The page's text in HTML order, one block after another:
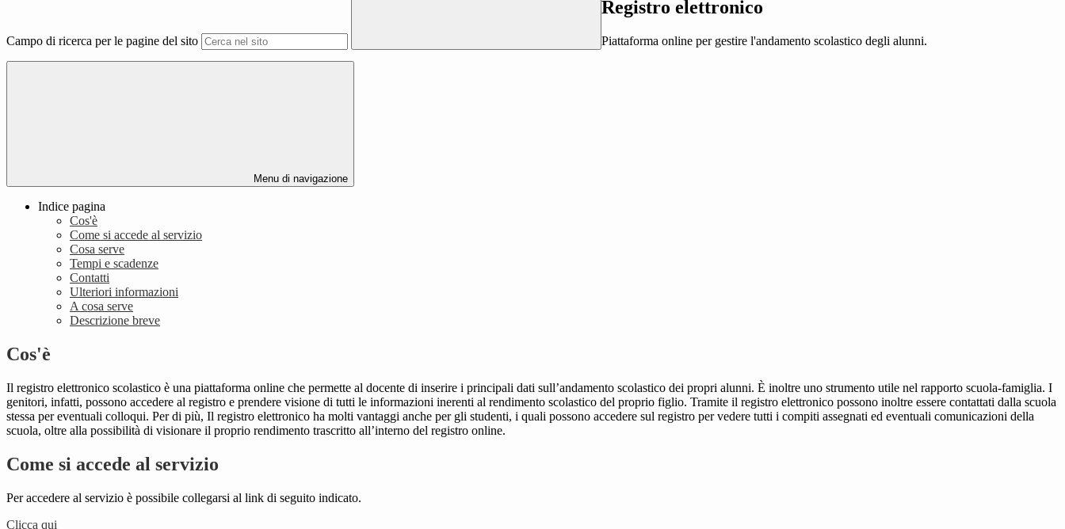
Campo di ricerca per le pagine del sito
Registro elettronico
Piattaforma online per gestire l'andamento scolastico degli alunni.
Menu di navigazione
Indice pagina
Cos'è
Come si accede al servizio
Cosa serve
Tempi e scadenze
Contatti
Ulteriori informazioni
A cosa serve
Descrizione breve
Cos'è
Il registro elettronico scolastico è una piattaforma online che permette al docente di inserire i principali dati sull’andamento scolastico dei propri alunni. È inoltre uno strumento utile nel rapporto scuola-famiglia. I
genitori, infatti, possono accedere al registro e prendere visione di tutti le informazioni inerenti al rendimento scolastico del proprio figlio. Tramite il registro elettronico possono inoltre essere contattati dalla scuola
stessa per eventuali colloqui. Per di più, Il registro elettronico ha molti vantaggi anche per gli studenti, i quali possono accedere sul registro per vedere tutti i compiti assegnati ed eventuali comunicazioni della
scuola, oltre alla possibilità di visionare il proprio rendimento trascritto all’interno del registro online.
Come si accede al servizio
Per accedere al servizio è possibile collegarsi al link di seguito indicato.
Clicca qui